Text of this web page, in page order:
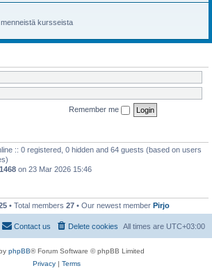
kursseista
Remember me
:: 0 registered, 0 hidden and 64 guests (based on users
1468 on 23 Mar 2026 15:46
• Total members 27 • Our newest member Pirjo
All times are UTC+03:00
Delete cookies
Contact us
phpBB® Forum Software © phpBB Limited
Privacy| Terms